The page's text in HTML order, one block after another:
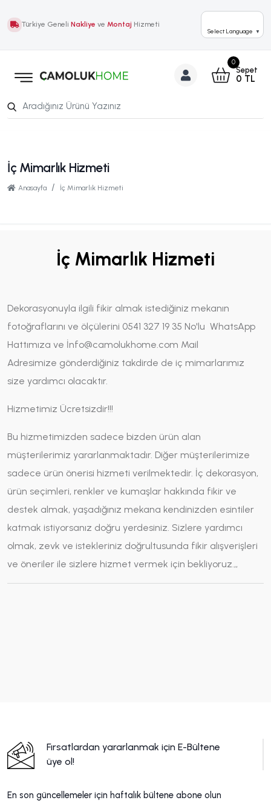
Türkiye Geneli Nakliye ve Montaj Hizmeti
Select Language ▼
0
Sepet
0 TL
İç Mimarlık Hizmeti
Anasayfa İç Mimarlık Hizmeti
İç Mimarlık Hizmeti
Dekorasyonuyla ilgili fikir almak istediğiniz mekanın
fotoğraflarını ve ölçülerini 0541 327 19 35 No'lu WhatsApp
Hattımıza ve İnfo@camolukhome.com Mail
Adresimize gönderdiğiniz takdirde de iç mimarlarımız
size yardımcı olacaktır.
Hizmetimiz Ücretsizdir!!!
Bu hizmetimizden sadece bizden ürün alan
müşterilerimiz yararlanmaktadır. Diğer müşterilerimize
sadece ürün önerisi hizmeti verilmektedir. İç dekorasyon,
ürün seçimleri, renkler ve kumaşlar hakkında fikir ve
destek almak, yaşadığınız mekana kendinizden esintiler
katmak istiyorsanız doğru yerdesiniz. Sizlere yardımcı
olmak, zevk ve istekleriniz doğrultusunda fikir alışverişleri
ve öneriler ile sizlere hizmet vermek için bekliyoruz.,,
Fırsatlardan yararlanmak için E-Bültene
üye ol!
En son güncellemeler için haftalık bültene abone olun